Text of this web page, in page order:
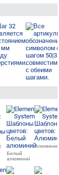
Белый
алюминий
Алюминий